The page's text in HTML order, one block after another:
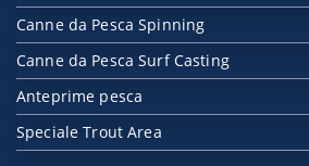
Canne da Pesca Spinning
Canne da Pesca Surf Casting
Anteprime pesca
Speciale Trout Area